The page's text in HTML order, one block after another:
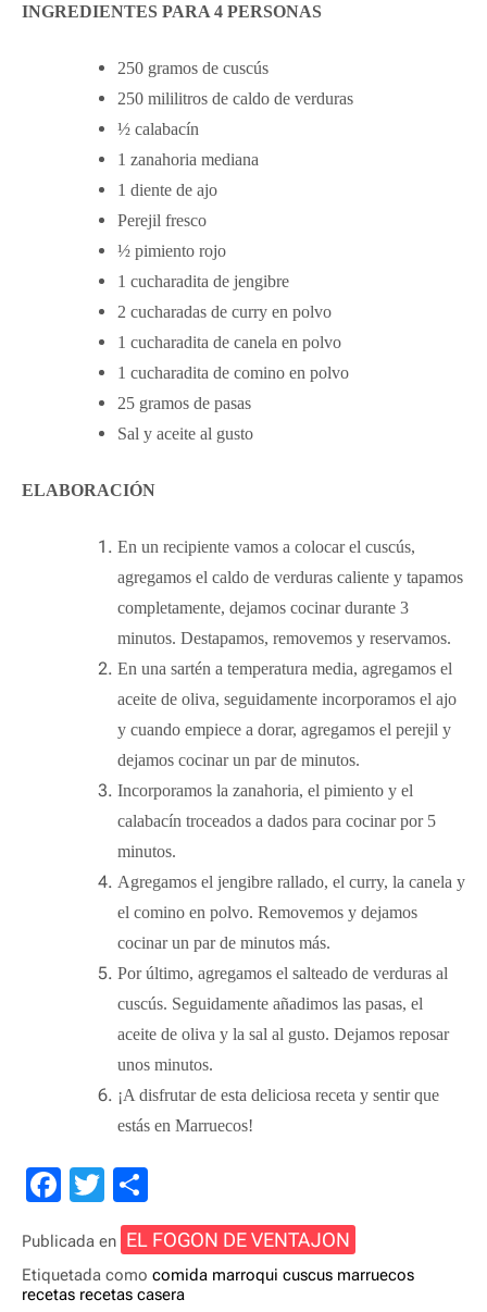
INGREDIENTES PARA 4 PERSONAS
250 gramos de cuscús
250 mililitros de caldo de verduras
½ calabacín
1 zanahoria mediana
1 diente de ajo
Perejil fresco
½ pimiento rojo
1 cucharadita de jengibre
2 cucharadas de curry en polvo
1 cucharadita de canela en polvo
1 cucharadita de comino en polvo
25 gramos de pasas
Sal y aceite al gusto
ELABORACIÓN
En un recipiente vamos a colocar el cuscús,
agregamos el caldo de verduras caliente y tapamos
completamente, dejamos cocinar durante 3
minutos. Destapamos, removemos y reservamos.
En una sartén a temperatura media, agregamos el
aceite de oliva, seguidamente incorporamos el ajo
y cuando empiece a dorar, agregamos el perejil y
dejamos cocinar un par de minutos.
Incorporamos la zanahoria, el pimiento y el
calabacín troceados a dados para cocinar por 5
minutos.
Agregamos el jengibre rallado, el curry, la canela y
el comino en polvo. Removemos y dejamos
cocinar un par de minutos más.
Por último, agregamos el salteado de verduras al
cuscús. Seguidamente añadimos las pasas, el
aceite de oliva y la sal al gusto. Dejamos reposar
unos minutos.
¡A disfrutar de esta deliciosa receta y sentir que
estás en Marruecos!
F
c
e
T
wi
tt
er
o
m
p
Publicada en EL FOGON DE VENTAJON
Etiquetada como comida marroqui cuscus marruecos
recetas recetas casera